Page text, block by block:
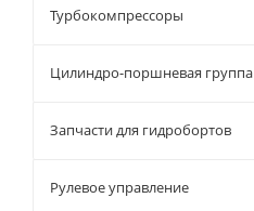
Турбокомпрессоры
Цилиндро-поршневая группа
Запчасти для гидробортов
Рулевое управление